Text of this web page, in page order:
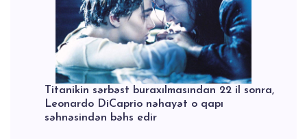
Titanikin sərbəst buraxılmasından 22 il sonra,
Leonardo DiCaprio nəhayət o qapı
səhnəsindən bəhs edir